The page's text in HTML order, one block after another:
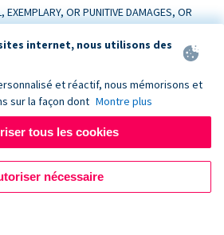
EXEMPLARY, OR PUNITIVE DAMAGES, OR
IF ADVISED OF THE POSSIBILITY.
LIABILITY ARISING OUT OF OR
WILL NOT EXCEED THE AMOUNTS PAID BY
THE TWELVE (12) MONTHS PRECEDING
CLAIM.
amounts Customer owes Donorbox; (b)
internet, nous utilisons des
et réactif, nous mémorisons et
sur la façon dont Montre plus
tous les cookies
nécessaire